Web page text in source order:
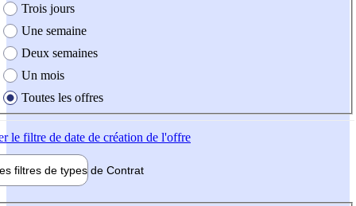
Trois jours
Une semaine
Deux semaines
Un mois
Toutes les offres
le filtre de date de création de l'offre
filtres de types de Contrat